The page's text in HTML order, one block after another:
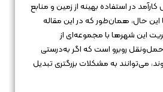
در استفاده بهینه از زمین و منابع
حال، همان‌طور که در این مقاله
این شهرها با مجموعه‌ای از
روبرو است که اگر به‌درستی
می‌توانند به مشکلات بزرگتری تبدیل